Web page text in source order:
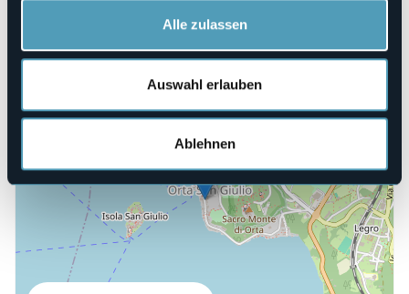
Alle zulassen
Auswahl erlauben
Ablehnen
Codice CIR
Via Giovanetti, 3
28016 - Orta San Giulio (NO)